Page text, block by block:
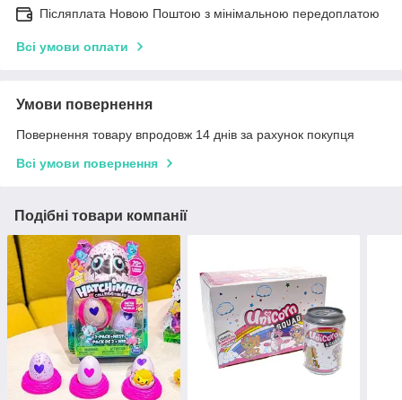
Післяплата Новою Поштою з мінімальною передоплатою
Всі умови оплати
Умови повернення
Повернення товару впродовж 14 днів за рахунок покупця
Всі умови повернення
Подібні товари компанії